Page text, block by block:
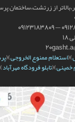
از زرتشت،ساختمان
)(استعلام ممنوع الخروجی)(
خمینی)(تابلو فرودگاه مهرآباد